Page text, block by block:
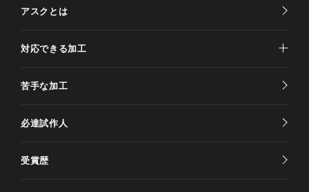
アスクとは
対応できる加工
苦手な加工
必達試作人
受賞歴